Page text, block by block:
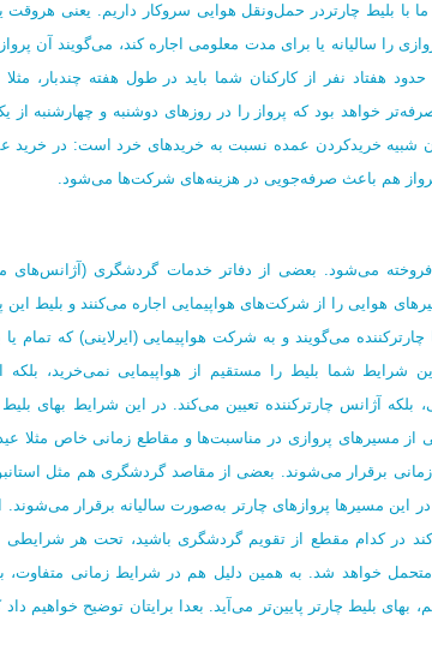
با بلیط چارتردر حمل‌ونقل هوایی سروکار داریم. یعنی هروقت
سالیانه یا برای مدت معلومی اجاره کند، می‌گویند آن پرواز
هفتاد نفر از کارکنان شما باید در طول هفته چندبار، مثلا
خواهد بود که پرواز را در روزهای دوشنبه و چهارشنبه
کردن شبیه خریدکردن عمده نسبت به خریدهای خرد است: در خرید
پرواز هم باعث صرفه‌جویی در هزینه‌های شرکت‌ها می‌شود.
می‌شود. بعضی از دفاتر خدمات گردشگری (آژانس‌های
هوایی را از شرکت‌های هواپیمایی اجاره می‌کنند و بلیط این
می‌گویند و به شرکت هواپیمایی (ایرلاینی) که تمام
شرایط شما بلیط را مستقیم از هواپیمایی نمی‌خرید، بلکه
آژانس چارترکننده تعیین می‌کند. در این شرایط بهای بلیط
از مسیرهای پروازی در مناسبت‌ها و مقاطع زمانی خاص مثلا عید
برقرار می‌شوند. بعضی از مقاصد گردشگری هم مثل
این مسیرها پروازهای چارتر به‌صورت سالیانه برقرار می‌شوند.
در کدام مقطع از تقویم گردشگری باشید، تحت هر شرایطی
متحمل خواهد شد. به همین دلیل هم در شرایط زمانی متفاوت،
بلیط چارتر پایین‌تر می‌آید. بعدا برایتان توضیح خواهیم